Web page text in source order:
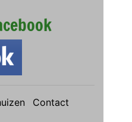
Contact